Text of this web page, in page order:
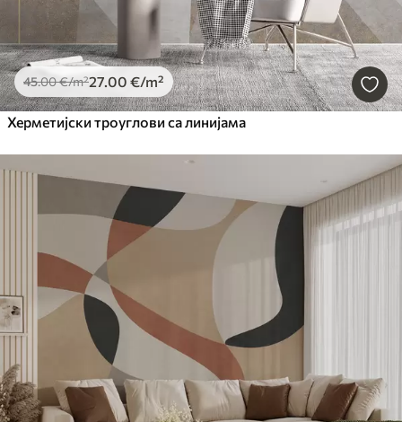
45.00€/m²27.00 €/m²
Херметијски троуглови са линијама